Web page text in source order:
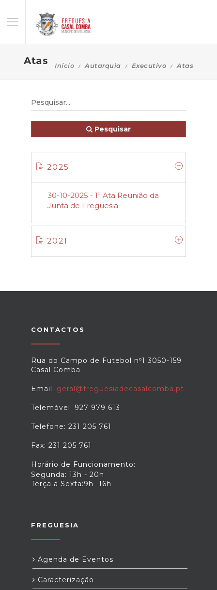
Atas Início Autarquia Executivo Atas
Pesquisar
2025
30-10-2025 - 1ª Ata Reunião da
Junta de Freguesia
2021
CONTACTOS
Rua do Campo de Futebol nº1 3050-159
Casal Comba
Email: geral@freguesiadecasalcomba.pt
Telemóvel: 927 979 613
Telefone: 231 205 761
Fax: 231 205 761
Horário de Funcionamento:
Segunda: 13h - 20h
Terça a Sexta:9h- 16h
FREGUESIA
Agenda de Eventos
Caracterização